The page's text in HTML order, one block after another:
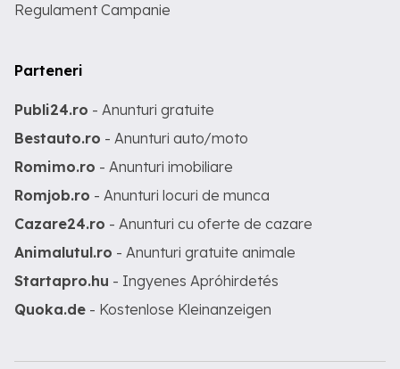
Regulament Campanie
Parteneri
Publi24.ro - Anunturi gratuite
Bestauto.ro - Anunturi auto/moto
Romimo.ro - Anunturi imobiliare
Romjob.ro - Anunturi locuri de munca
Cazare24.ro - Anunturi cu oferte de cazare
Animalutul.ro - Anunturi gratuite animale
Startapro.hu - Ingyenes Apróhirdetés
Quoka.de - Kostenlose Kleinanzeigen